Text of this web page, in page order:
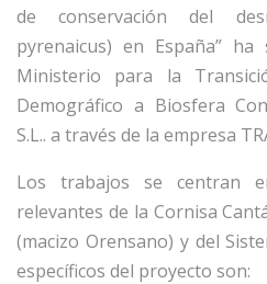
de conservación del
pyrenaicus) en España”
Ministerio para la
Demográfico a Biosfera
S.L.. a través de la empresa
Los trabajos se centran
relevantes de la Cornisa
(macizo Orensano) y del
específicos del proyecto son: